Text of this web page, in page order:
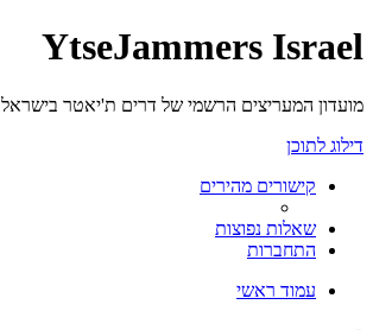
YtseJammers Israel
מועדון המעריצים הרשמי של דרים ת'יאטר בישראל
דילוג לתוכן
קישורים מהירים
שאלות נפוצות
התחברות
עמוד ראשי